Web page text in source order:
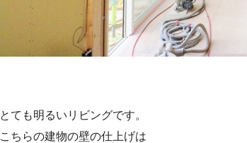
とても明るいリビングです。
こちらの建物の壁の仕上げは